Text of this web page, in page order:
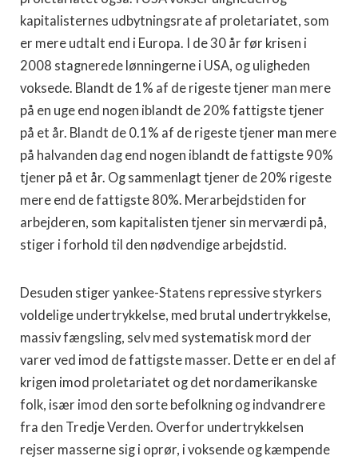
kapitalisternes udbytningsrate af proletariatet, som
er mere udtalt end i Europa. I de 30 år før krisen i
2008 stagnerede lønningerne i USA, og uligheden
voksede. Blandt de 1% af de rigeste tjener man mere
på en uge end nogen iblandt de 20% fattigste tjener
på et år. Blandt de 0.1% af de rigeste tjener man mere
på halvanden dag end nogen iblandt de fattigste 90%
tjener på et år. Og sammenlagt tjener de 20% rigeste
mere end de fattigste 80%. Merarbejdstiden for
arbejderen, som kapitalisten tjener sin merværdi på,
stiger i forhold til den nødvendige arbejdstid.
Desuden stiger yankee-Statens repressive styrkers
voldelige undertrykkelse, med brutal undertrykkelse,
massiv fængsling, selv med systematisk mord der
varer ved imod de fattigste masser. Dette er en del af
krigen imod proletariatet og det nordamerikanske
folk, især imod den sorte befolkning og indvandrere
fra den Tredje Verden. Overfor undertrykkelsen
rejser masserne sig i oprør, i voksende og kæmpende